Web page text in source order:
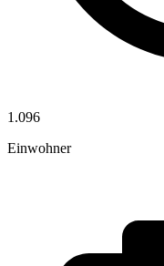
1.096
Einwohner